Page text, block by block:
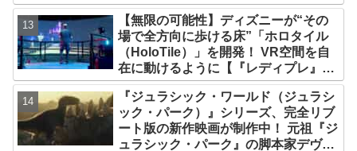
すぎる演技力！ これは女性の“自由意
志”の物語［レビュー＆解説］
【無限の可能性】ディズニーが“その
場で全方向に歩ける床”「ホロタイル
（HoloTile）」を開発！ VR空間を自
在に動けるように【『レディプレ』実
現への大きな一歩？】
『ジュラシック・ワールド（ジュラシ
ック・パーク）』シリーズ、完全リブ
ート版の新作映画が制作中！ 元祖『ジ
ュラシック・パーク』の脚本家デヴィ